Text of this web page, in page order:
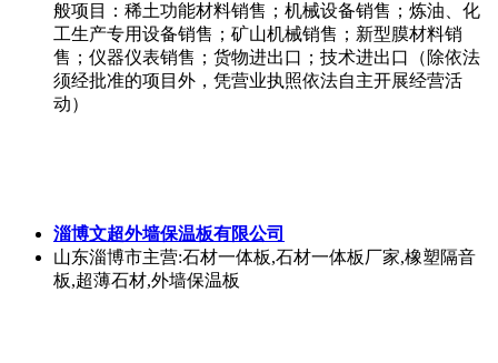
般项目：稀土功能材料销售；机械设备销售；炼油、化
工生产专用设备销售；矿山机械销售；新型膜材料销
售；仪器仪表销售；货物进出口；技术进出口（除依法
须经批准的项目外，凭营业执照依法自主开展经营活
动）
淄博文超外墙保温板有限公司
山东淄博市主营:石材一体板,石材一体板厂家,橡塑隔音
板,超薄石材,外墙保温板